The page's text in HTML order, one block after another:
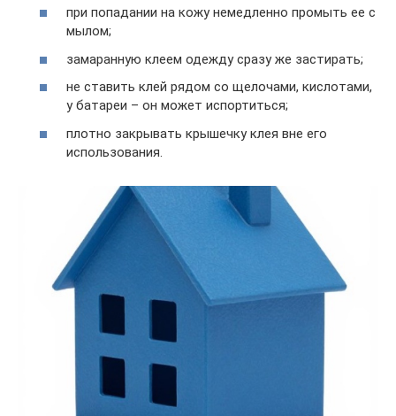
при попадании на кожу немедленно промыть ее с
мылом;
замаранную клеем одежду сразу же застирать;
не ставить клей рядом со щелочами, кислотами,
у батареи – он может испортиться;
плотно закрывать крышечку клея вне его
использования.